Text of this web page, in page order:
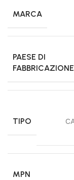
MARCA
PAESE DI
FABBRICAZIONE
TIPO
MPN